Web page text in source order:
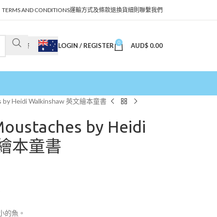
TERMS AND CONDITIONS運輸方式及條款退換貨細則 聯繫我們
澳幣 LOGIN / REGISTER 0 AUD$ 0.00
by Heidi Walkinshaw 英文繪本童書
by Heidi
本童書
的魚。